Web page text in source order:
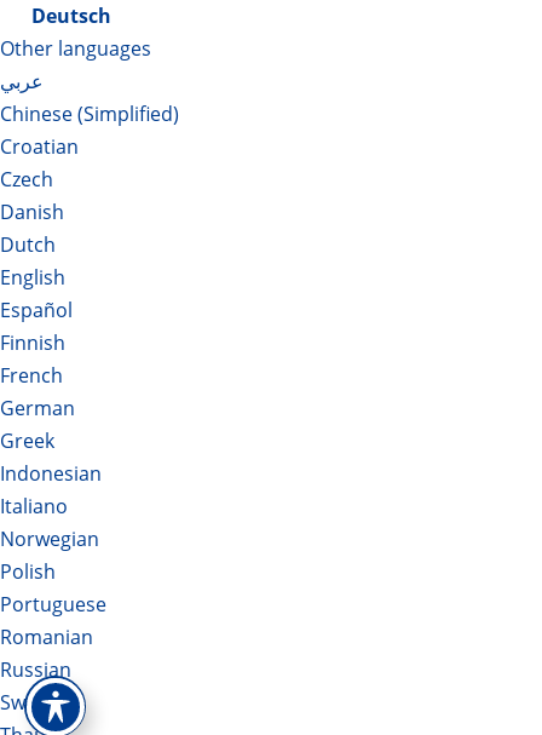
Deutsch
Other languages
عربي
Chinese (Simplified)
Croatian
Czech
Danish
Dutch
English
Español
Finnish
French
German
Greek
Indonesian
Italiano
Norwegian
Polish
Portuguese
Romanian
Russian
Swedish